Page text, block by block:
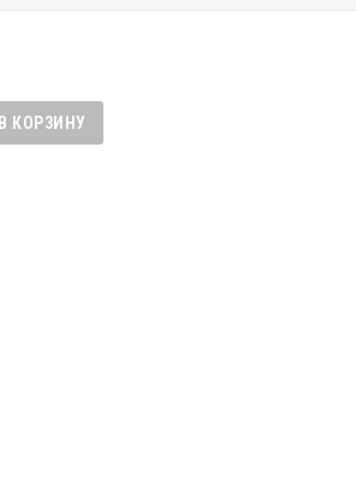
В КОРЗИНУ